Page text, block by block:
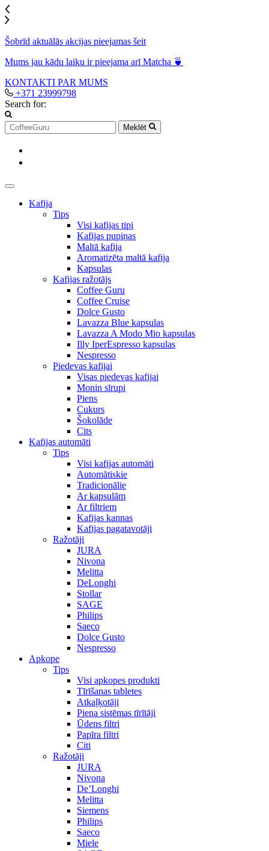
Šobrīd aktuālās akcijas pieejamas šeit
Mums jau kādu laiku ir pieejama arī Matcha 🍵
KONTAKTI PAR MUMS
+371 23999798
Search for:
Meklēt
Kafija
Tips
Visi kafijas tipi
Kafijas pupiņas
Maltā kafija
Aromatizēta maltā kafija
Kapsulas
Kafijas ražotājs
Coffee Guru
Coffee Cruise
Dolce Gusto
Lavazza Blue kapsulas
Lavazza A Modo Mio kapsulas
Illy IperEspresso kapsulas
Nespresso
Piedevas kafijai
Visas piedevas kafijai
Monin sīrupi
Piens
Cukurs
Šokolāde
Cits
Kafijas automāti
Tips
Visi kafijas automāti
Automātiskie
Tradicionālie
Ar kapsulām
Ar filtriem
Kafijas kannas
Kafijas pagatavotāji
Ražotāji
JURA
Nivona
Melitta
DeLonghi
Stollar
SAGE
Philips
Saeco
Dolce Gusto
Nespresso
Apkope
Tips
Visi apkopes produkti
Tīrīšanas tabletes
Atkaļķotāji
Piena sistēmas tīrītāji
Ūdens filtri
Papīra filtri
Citi
Ražotāji
JURA
Nivona
De’Longhi
Melitta
Siemens
Philips
Saeco
Miele